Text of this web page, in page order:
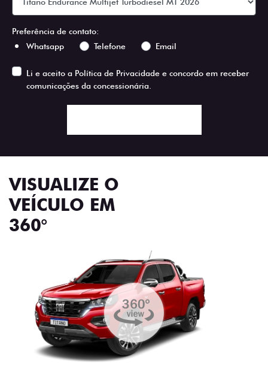
Preferência de contato:
Whatsapp
Telefone Email
Li e aceito a Política de Privacidade e concordo em receber
comunicações da concessionária.
VISUALIZE O
VEÍCULO EM
360°